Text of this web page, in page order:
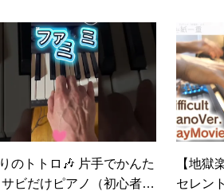
のトトロ🎶 片手でかんた
ビだけピアノ（初心者O
【地獄
セレン